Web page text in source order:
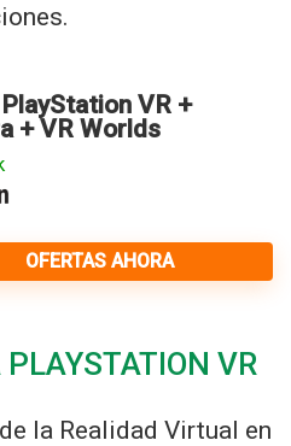
VR +
+ VR Worlds
OFERTAS AHORA
VR
la Realidad Virtual en